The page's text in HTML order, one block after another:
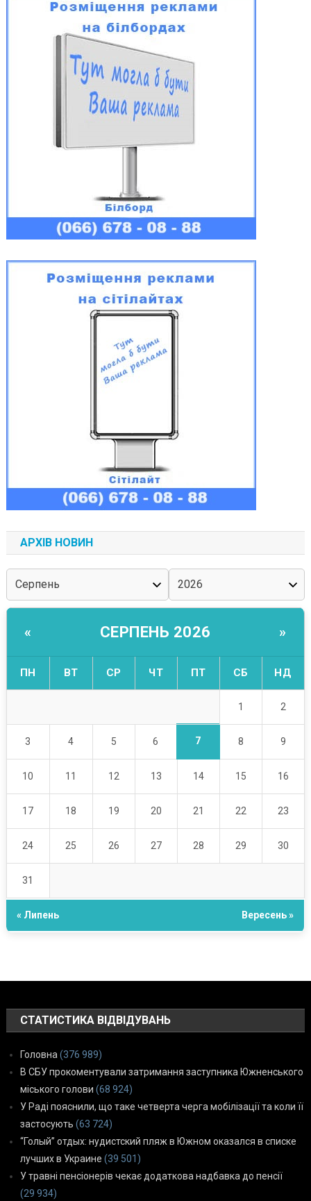
АРХІВ НОВИН
« СЕРПЕНЬ 2026 »
ПН ВТ СР ЧТ ПТ СБ НД
1 2
3 4 5 6 7 8 9
10 11 12 13 14 15 16
17 18 19 20 21 22 23
24 25 26 27 28 29 30
31
« Липень Вересень »
СТАТИСТИКА ВІДВІДУВАНЬ
Головна (376 989)
В СБУ прокоментували затримання заступника Южненського
міського голови (68 924)
У Раді пояснили, що таке четверта черга мобілізації та коли її
застосують (63 724)
“Голый” отдых: нудистский пляж в Южном оказался в списке
лучших в Украине (39 501)
У травні пенсіонерів чекає додаткова надбавка до пенсії
(29 934)